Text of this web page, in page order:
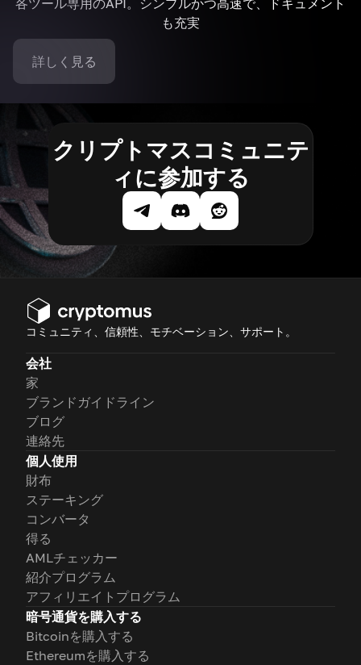
各ツール専用のAPI。シンプルかつ高速で、ドキュメント
も充実
詳しく見る
クリプトマスコミュニテ
ィに参加する
コミュニティ、信頼性、モチベーション、サポート。
会社
家
ブランドガイドライン
ブログ
連絡先
個人使用
財布
ステーキング
コンバータ
得る
AMLチェッカー
紹介プログラム
アフィリエイトプログラム
暗号通貨を購入する
Bitcoinを購入する
Ethereumを購入する